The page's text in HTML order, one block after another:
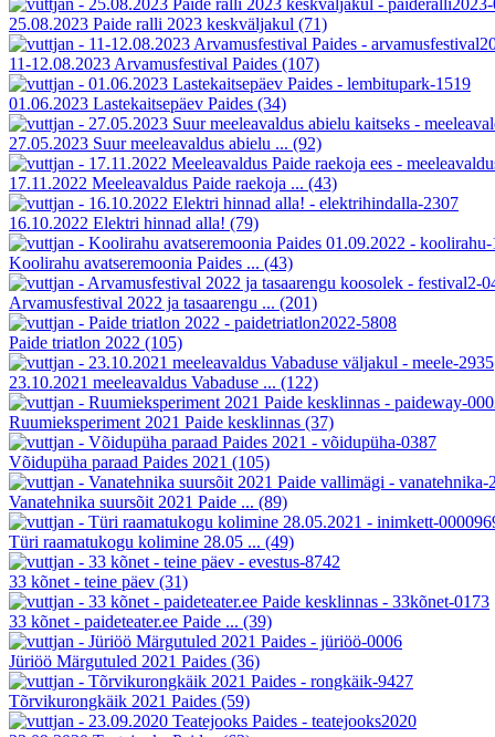
25.08.2023 Paide ralli 2023 keskväljakul (71)
11-12.08.2023 Arvamusfestival Paides (107)
01.06.2023 Lastekaitsepäev Paides (34)
27.05.2023 Suur meeleavaldus abielu ... (92)
17.11.2022 Meeleavaldus Paide raekoja ... (43)
16.10.2022 Elektri hinnad alla! (79)
Koolirahu avatseremoonia Paides ... (43)
Arvamusfestival 2022 ja tasaarengu ... (201)
Paide triatlon 2022 (105)
23.10.2021 meeleavaldus Vabaduse ... (122)
Ruumieksperiment 2021 Paide kesklinnas (37)
Võidupüha paraad Paides 2021 (105)
Vanatehnika suursõit 2021 Paide ... (89)
Türi raamatukogu kolimine 28.05 ... (49)
33 kõnet - teine päev (31)
33 kõnet - paideteater.ee Paide ... (39)
Jüriöö Märgutuled 2021 Paides (36)
Tõrvikurongkäik 2021 Paides (59)